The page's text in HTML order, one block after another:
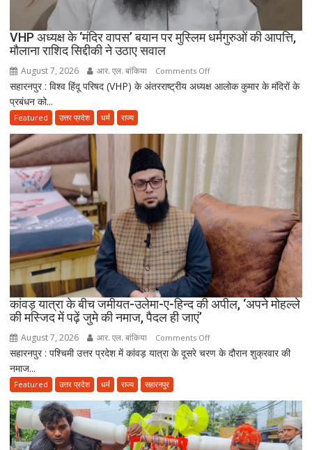
VHP अध्यक्ष के ‘मंदिर वापस’ बयान पर मुस्लिम धर्मगुरुओं की आपत्ति,
मौलाना राशिद सिद्दीकी ने उठाए सवाल
August 7, 2026 आर. एल. बांकिया Comments Offon
VHP
‘मंदिर
बयान
मुस्लिम
धर्मगुरुओं
की
आपत्ति,
मौलाना
राशिद
सिद्दीकी
ने
सहारनपुर : विश्व हिंदू परिषद (VHP) के अंतरराष्ट्रीय अध्यक्ष आलोक कुमार के मंदिरों के
प्रबंधन को...
Featured उत्तर प्रदेश धर्म राज्य
कांवड़ यात्रा के बीच जमीयत-उलेमा-ए-हिन्द की अपील, ‘अपने मोहल्ले
की मस्जिद में पढ़ें जुमे की नमाज, पैदल ही जाएं’
August 7, 2026 आर. एल. बांकिया Comments Offon
कांवड़
जमीयत-
उलेमा-
ए-
सहारनपुर : पश्चिमी उत्तर प्रदेश में कांवड़ यात्रा के दूसरे चरण के दौरान शुक्रवार की
नमाज...
Featured उत्तर प्रदेश धर्म राज्य सहारनपुर